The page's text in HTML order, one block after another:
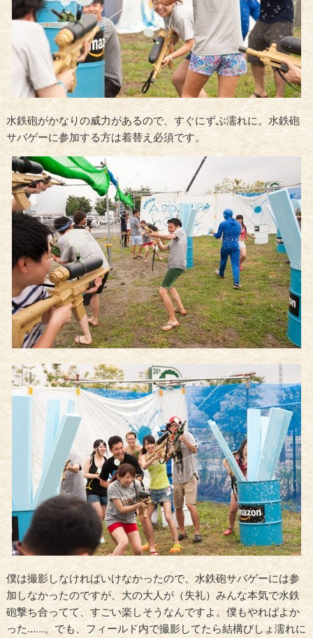
水鉄砲がかなりの威力があるので、すぐにずぶ濡れに。水鉄砲
サバゲーに参加する方は着替え必須です。
僕は撮影しなければいけなかったので、水鉄砲サバゲーには参
加しなかったのですが、大の大人が（失礼）みんな本気で水鉄
砲撃ち合ってて、すごい楽しそうなんですよ。僕もやればよか
った……。でも、フィールド内で撮影してたら結構びしょ濡れに